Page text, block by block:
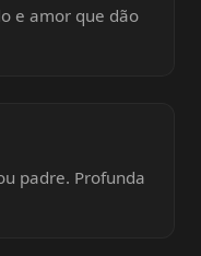
e amor que dão
padre. Profunda